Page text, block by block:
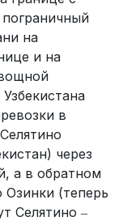
на
и на
в
через
а в обратном
(теперь
Селятино ‒